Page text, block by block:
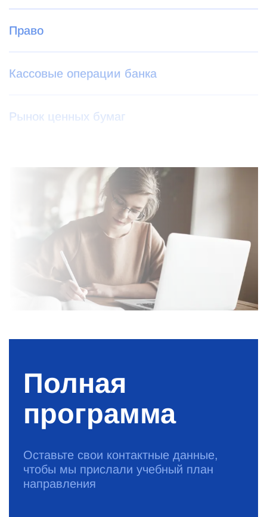
Право
Кассовые операции банка
Рынок ценных бумаг
Полная
программа
Оставьте свои контактные данные,
чтобы мы прислали учебный план
направления